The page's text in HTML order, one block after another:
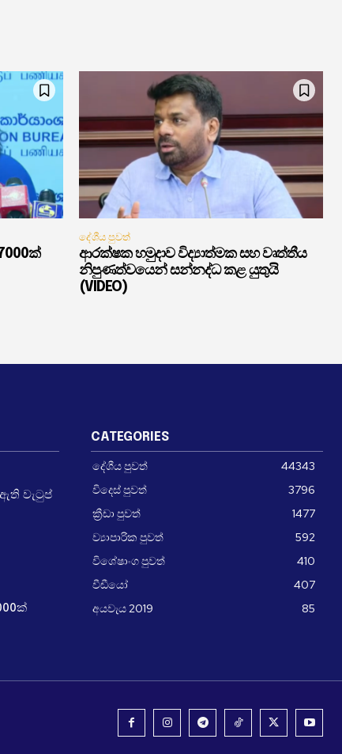
දේශීය පුවත්
ආරක්ෂක හමුදාව විද්‍යාත්මක සහ වෘත්තීය
නිපුණත්වයෙන් සන්නද්ධ කළ යුතුයි
(VIDEO)
වැටුප්
CATEGORIES
දේශීය පුවත්
44343
විදෙස් පුවත්
3796
ක්‍රීඩා පුවත්
1477
ව්‍යාපාරික පුවත්
592
විශේෂාංග පුවත්
410
වීඩීයෝ
407
අයවැය 2019
85